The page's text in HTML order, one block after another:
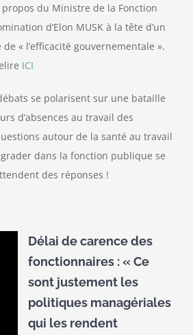
du Ministre de la Fonction
d’Elon MUSK à la tête d’un
« l’efficacité gouvernementale ».
ICI
se polarisent sur une bataille
d’absences au travail des
autour de la santé au travail
dans la fonction publique se
des réponses !
Délai de carence des
fonctionnaires : « Ce
sont justement les
politiques managériales
qui les rendent